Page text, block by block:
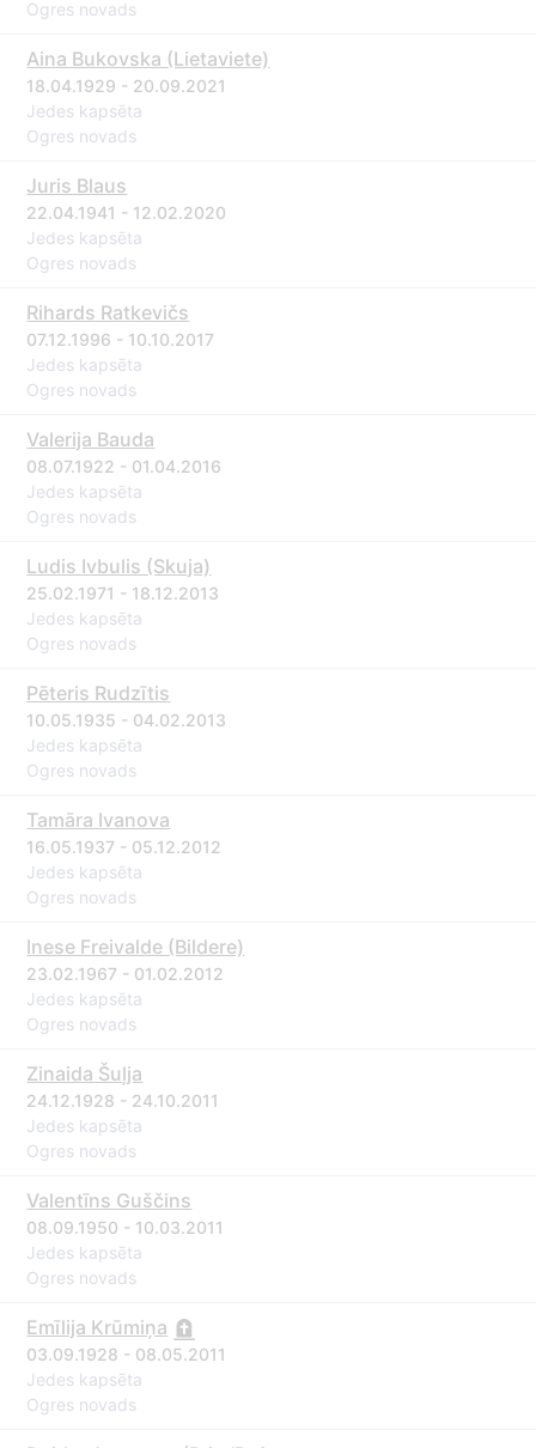
Ogres novads
Aina Bukovska (Lietaviete)
18.04.1929 - 20.09.2021
Jedes kapsēta
Ogres novads
Juris Blaus
22.04.1941 - 12.02.2020
Jedes kapsēta
Ogres novads
Rihards Ratkevičs
07.12.1996 - 10.10.2017
Jedes kapsēta
Ogres novads
Valerija Bauda
08.07.1922 - 01.04.2016
Jedes kapsēta
Ogres novads
Ludis Ivbulis (Skuja)
25.02.1971 - 18.12.2013
Jedes kapsēta
Ogres novads
Pēteris Rudzītis
10.05.1935 - 04.02.2013
Jedes kapsēta
Ogres novads
Tamāra Ivanova
16.05.1937 - 05.12.2012
Jedes kapsēta
Ogres novads
Inese Freivalde (Bildere)
23.02.1967 - 01.02.2012
Jedes kapsēta
Ogres novads
Zinaida Šuļja
24.12.1928 - 24.10.2011
Jedes kapsēta
Ogres novads
Valentīns Guščins
08.09.1950 - 10.03.2011
Jedes kapsēta
Ogres novads
Emīlija Krūmiņa
03.09.1928 - 08.05.2011
Jedes kapsēta
Ogres novads